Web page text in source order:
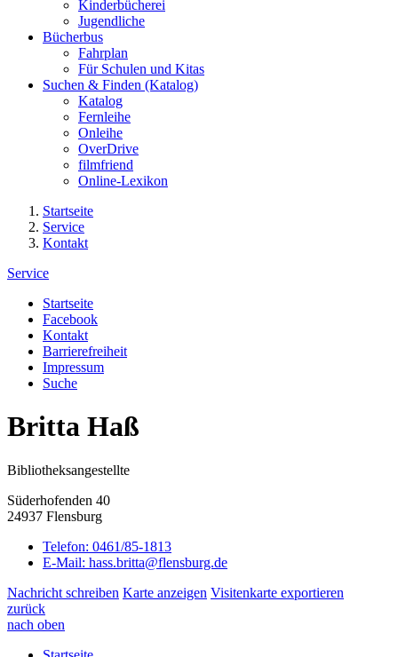
Kinderbücherei
Jugendliche
Bücherbus
Fahrplan
Für Schulen und Kitas
Suchen & Finden (Katalog)
Katalog
Fernleihe
Onleihe
OverDrive
filmfriend
Online-Lexikon
Startseite
Service
Kontakt
Service
Startseite
Facebook
Kontakt
Barrierefreiheit
Impressum
Suche
Britta Haß
Bibliotheksangestellte
Süderhofenden 40
24937 Flensburg
Telefon: 0461/85-1813
E-Mail: hass.britta@flensburg.de
Nachricht schreiben Karte anzeigen Visitenkarte exportieren
zurück
nach oben